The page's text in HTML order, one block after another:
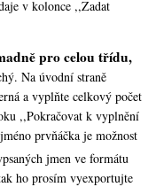
v kolonce ,,Zadat
pro celou třídu,
Na úvodní straně
a vyplňte celkový počet
,,Pokračovat k vyplnění
prvňáčka je možnost
jmen ve formátu
ho prosím vyexportujte